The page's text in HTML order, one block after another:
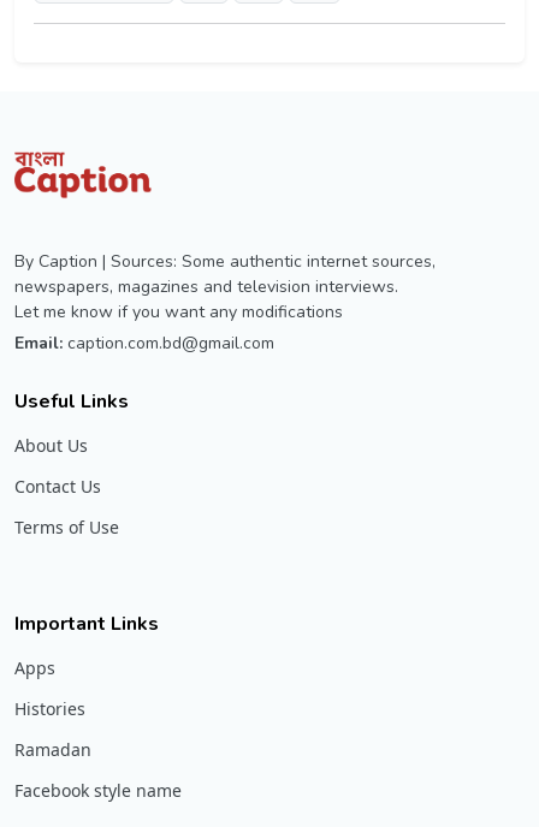
By Caption | Sources: Some authentic internet sources,
newspapers, magazines and television interviews.
Let me know if you want any modifications
Email: caption.com.bd@gmail.com
Useful Links
About Us
Contact Us
Terms of Use
Important Links
Apps
Histories
Ramadan
Facebook style name